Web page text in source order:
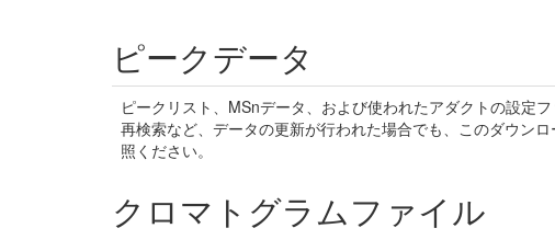
ピークデータ
ピークリスト、MSnデータ、および使われたアダクトの設定
再検索など、データの更新が行われた場合でも、このダウン
照ください。
クロマトグラムファイル